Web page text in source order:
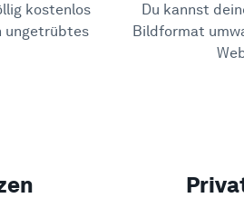
kostenlos
ungetrübtes
Du kannst
Bildformat